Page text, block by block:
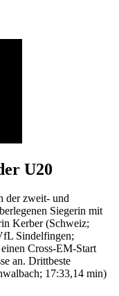
U20
der zweit- und
Siegerin mit
Kerber (Schweiz;
Sindelfingen;
Cross-EM-Start
an. Drittbeste
17:33,14 min)